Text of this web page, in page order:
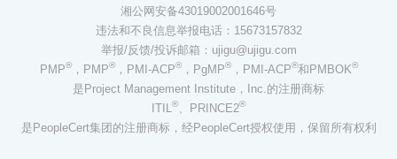
湘公网安备43019002001646号
违法和不良信息举报电话：15673157832
举报/反馈/投诉邮箱：ujigu@ujigu.com
PMP®，PMP®，PMI-ACP®，PgMP®，PMI-ACP®和PMBOK®
是Project Management Institute，Inc.的注册商标
ITIL®、PRINCE2®
是PeopleCert集团的注册商标，经PeopleCert授权使用，保留所有权利